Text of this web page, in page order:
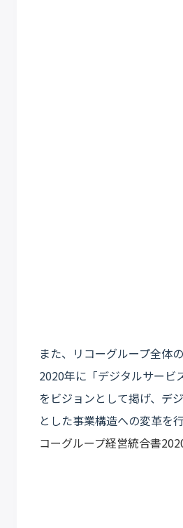
また、リコーグループ全体
2020年に「デジタルサービ
をビジョンとして掲げ、デ
とした事業構造への変革を
コーグループ経営統合書